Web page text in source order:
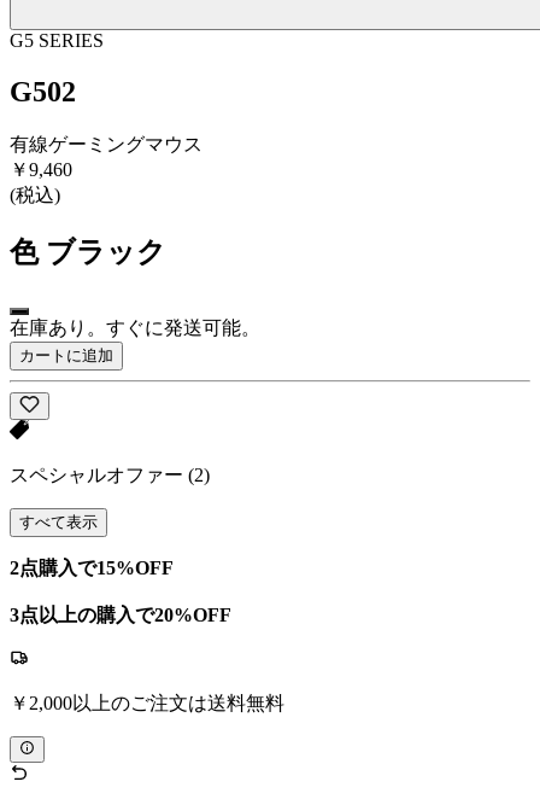
G5 SERIES
G502
有線ゲーミングマウス
￥9,460
(税込)
色 ブラック
在庫あり。すぐに発送可能。
カートに追加
スペシャルオファー (2)
すべて表示
2点購入で15%OFF
3点以上の購入で20%OFF
￥2,000以上のご注文は送料無料